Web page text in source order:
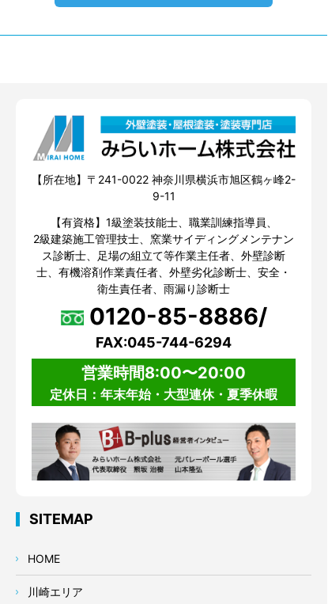
【所在地】〒241-0022 神奈川県横浜市旭区鶴ヶ峰2-
9-11
【有資格】1級塗装技能士、職業訓練指導員、
2級建築施工管理技士、窯業サイディングメンテナン
ス診断士、足場の組立て等作業主任者、外壁診断
士、有機溶剤作業責任者、外壁劣化診断士、安全・
衛生責任者、雨漏り診断士
0120-85-8886/
FAX:045-744-6294
営業時間8:00〜20:00
定休日：年末年始・大型連休・夏季休暇
SITEMAP
HOME
川崎エリア